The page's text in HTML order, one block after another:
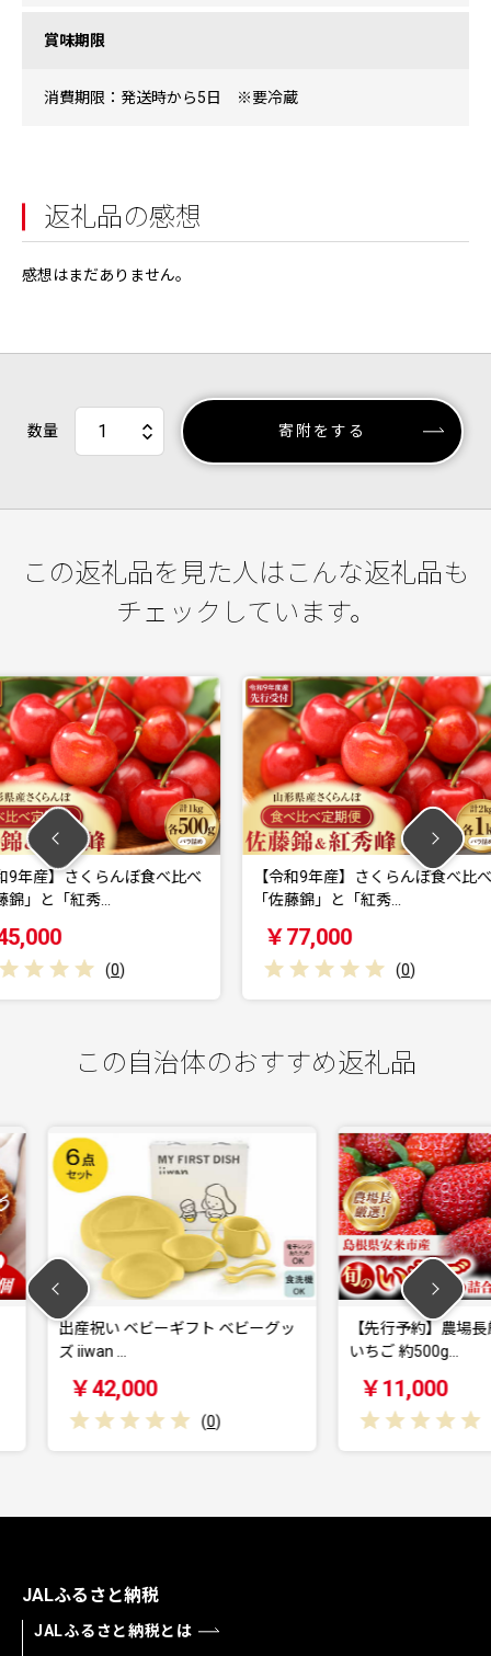
賞味期限
消費期限：発送時から5日 ※要冷蔵
返礼品の感想
感想はまだありません。
数量 寄附をする
この返礼品を見た人はこんな返礼品も
チェックしています。
食べ比べ
【令和9年産】さくらんぼ食べ比べ
「佐藤錦」と「紅秀…
(0 )
【令和9
この自治体のおすすめ返礼品
ベビーグッ
【先行予約】農場長厳選の美味しい
￥11,000
【テレ
フライ
￥
JALふるさと納税
JALふるさと納税とは